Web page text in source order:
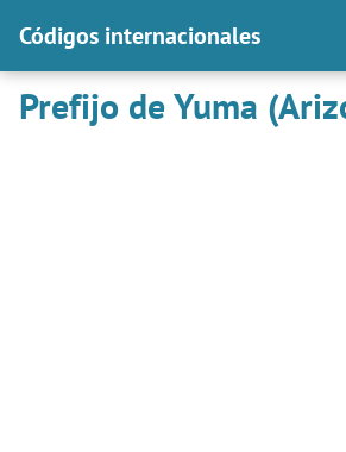
Códigos internacionales
Prefijo de Yuma